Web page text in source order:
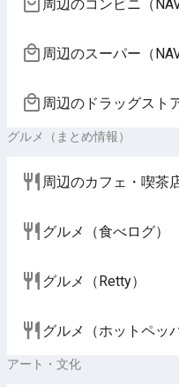
周辺のコンビニ（
周辺のスーパー（
周辺のドラッグスト
グルメ（まとめ情報）
周辺のカフェ・喫茶
グルメ（食べログ）
グルメ（Retty）
グルメ（ホットペッ
アート・文化